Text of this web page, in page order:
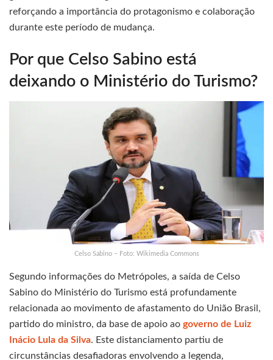
reforçando a importância do protagonismo e colaboração
durante este período de mudança.
Por que Celso Sabino está
deixando o Ministério do Turismo?
Celso Sabino – Foto: Wikimedia Commons
Segundo informações do Metrópoles, a saída de Celso
Sabino do Ministério do Turismo está profundamente
relacionada ao movimento de afastamento do União Brasil,
partido do ministro, da base de apoio ao governo de Luiz
Inácio Lula da Silva. Este distanciamento partiu de
circunstâncias desafiadoras envolvendo a legenda,